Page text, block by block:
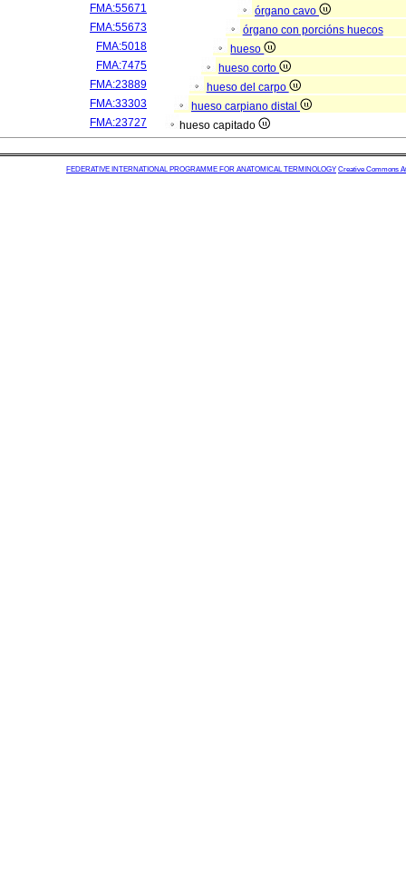
FMA:55671
órgano cavo
FMA:55673
órgano con porcións huecos
FMA:5018
hueso
FMA:7475
hueso corto
FMA:23889
hueso del carpo
FMA:33303
hueso carpiano distal
FMA:23727
hueso capitado
FEDERATIVE INTERNATIONAL PROGRAMME FOR ANATOMICAL TERMINOLOGY Creative Commons